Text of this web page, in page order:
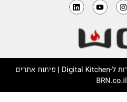
Digital Kitchen | פיתוח אתרים
BRN.co.il